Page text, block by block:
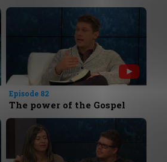
Episode 82
The power of the Gospel